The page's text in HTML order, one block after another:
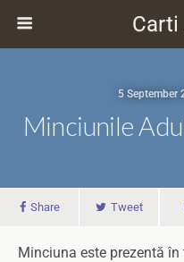
Carti
5 September
Minciunile
Share Tweet
Minciuna este prezentă